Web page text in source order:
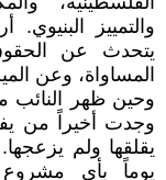
والتمييز
يتحدث عن
المساواة، وعن
وحين ظهر النائب
وجدت أخيراً من
يقلقها ولم
يوماً بأي